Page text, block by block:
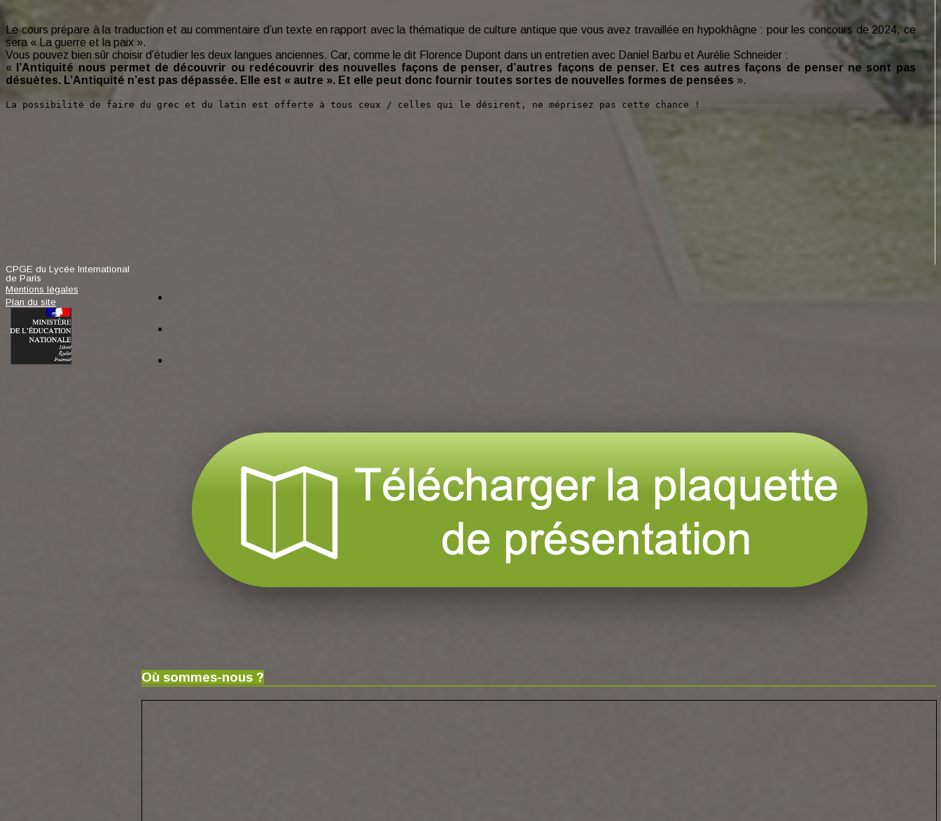
Le cours prépare à la traduction et au commentaire d’un texte en rapport avec la thématique de culture antique que vous avez travaillée en hypokhâgne : pour les concours de 2024, ce
sera « La guerre et la paix ».
Vous pouvez bien sûr choisir d’étudier les deux langues anciennes. Car, comme le dit Florence Dupont dans un entretien avec Daniel Barbu et Aurélie Schneider :
« l’Antiquité nous permet de découvrir ou redécouvrir des nouvelles façons de penser, d’autres façons de penser. Et ces autres façons de penser ne sont pas
désuètes. L’Antiquité n’est pas dépassée. Elle est « autre ». Et elle peut donc fournir toutes sortes de nouvelles formes de pensées ».
La possibilité de faire du grec et du latin est offerte à tous ceux / celles qui le désirent, ne méprisez pas cette chance !
Où sommes-nous ?
CPGE du Lycée International
de Paris
Mentions légales
Plan du site